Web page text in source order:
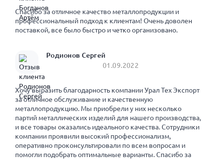
Спасибо за отличное качество металлопродукции и
профессиональный подход к клиентам! Очень доволен
поставкой, все было быстро и четко организовано.
Родионов Сергей
01.09.2022
Хочу выразить благодарность компании Урал Тех Экспорт
за отличное обслуживание и качественную
металлопродукцию. Мы приобрели у них несколько
партий металлических изделий для нашего производства,
и все товары оказались идеального качества. Сотрудники
компании проявили высокий профессионализм,
оперативно проконсультировали по всем вопросам и
помогли подобрать оптимальные варианты. Спасибо за